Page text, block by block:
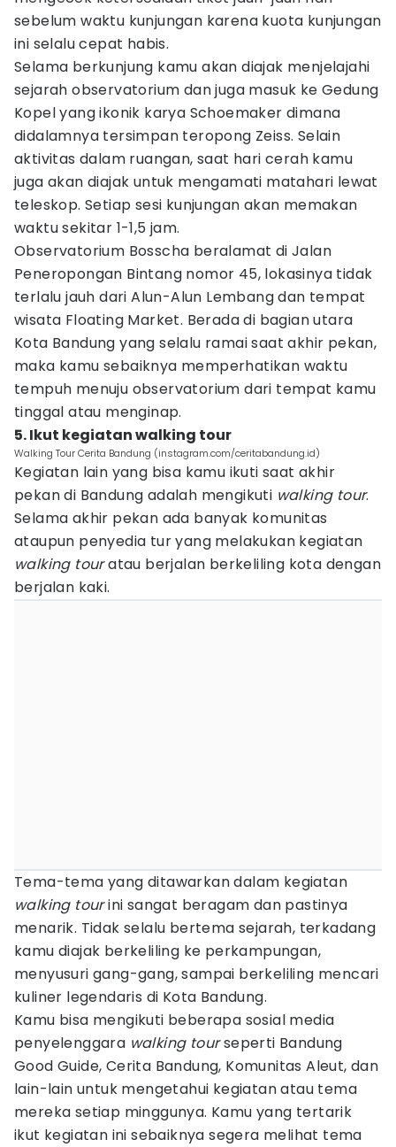
sebelum waktu kunjungan karena kuota kunjungan
ini selalu cepat habis.
Selama berkunjung kamu akan diajak menjelajahi
sejarah observatorium dan juga masuk ke Gedung
Kopel yang ikonik karya Schoemaker dimana
didalamnya tersimpan teropong Zeiss. Selain
aktivitas dalam ruangan, saat hari cerah kamu
juga akan diajak untuk mengamati matahari lewat
teleskop. Setiap sesi kunjungan akan memakan
waktu sekitar 1-1,5 jam.
Observatorium Bosscha beralamat di Jalan
Peneropongan Bintang nomor 45, lokasinya tidak
terlalu jauh dari Alun-Alun Lembang dan tempat
wisata Floating Market. Berada di bagian utara
Kota Bandung yang selalu ramai saat akhir pekan,
maka kamu sebaiknya memperhatikan waktu
tempuh menuju observatorium dari tempat kamu
tinggal atau menginap.
5. Ikut kegiatan walking tour
Walking Tour Cerita Bandung (instagram.com/ceritabandung.id)
Kegiatan lain yang bisa kamu ikuti saat akhir
pekan di Bandung adalah mengikuti walking tour.
Selama akhir pekan ada banyak komunitas
ataupun penyedia tur yang melakukan kegiatan
walking touratau berjalan berkeliling kota dengan
berjalan kaki.
Tema-tema yang ditawarkan dalam kegiatan
walking tourini sangat beragam dan pastinya
menarik. Tidak selalu bertema sejarah, terkadang
kamu diajak berkeliling ke perkampungan,
menyusuri gang-gang, sampai berkeliling mencari
kuliner legendaris di Kota Bandung.
Kamu bisa mengikuti beberapa sosial media
penyelenggara walking tourseperti Bandung
Good Guide, Cerita Bandung, Komunitas Aleut, dan
lain-lain untuk mengetahui kegiatan atau tema
mereka setiap minggunya. Kamu yang tertarik
ikut kegiatan ini sebaiknya segera melihat tema